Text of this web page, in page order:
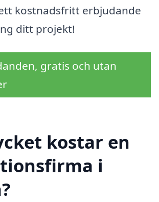
kostnadsfritt erbjudande
ditt projekt!
gratis och utan
kostar en
i